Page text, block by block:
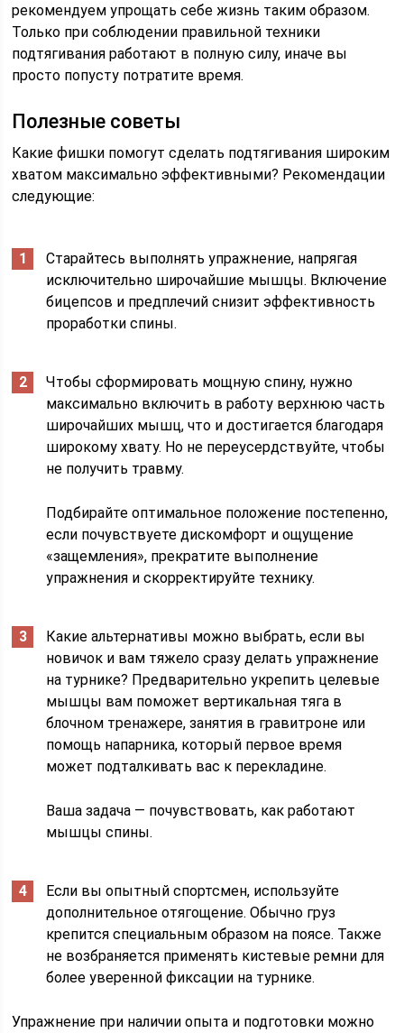
рекомендуем упрощать себе жизнь таким образом.
Только при соблюдении правильной техники
подтягивания работают в полную силу, иначе вы
просто попусту потратите время.
Полезные советы
Какие фишки помогут сделать подтягивания широким
хватом максимально эффективными? Рекомендации
следующие:
Старайтесь выполнять упражнение, напрягая
исключительно широчайшие мышцы. Включение
бицепсов и предплечий снизит эффективность
проработки спины.
Чтобы сформировать мощную спину, нужно
максимально включить в работу верхнюю часть
широчайших мышц, что и достигается благодаря
широкому хвату. Но не переусердствуйте, чтобы
не получить травму.
Подбирайте оптимальное положение постепенно,
если почувствуете дискомфорт и ощущение
«защемления», прекратите выполнение
упражнения и скорректируйте технику.
Какие альтернативы можно выбрать, если вы
новичок и вам тяжело сразу делать упражнение
на турнике? Предварительно укрепить целевые
мышцы вам поможет вертикальная тяга в
блочном тренажере, занятия в гравитроне или
помощь напарника, который первое время
может подталкивать вас к перекладине.
Ваша задача — почувствовать, как работают
мышцы спины.
Если вы опытный спортсмен, используйте
дополнительное отягощение. Обычно груз
крепится специальным образом на поясе. Также
не возбраняется применять кистевые ремни для
более уверенной фиксации на турнике.
Упражнение при наличии опыта и подготовки можно